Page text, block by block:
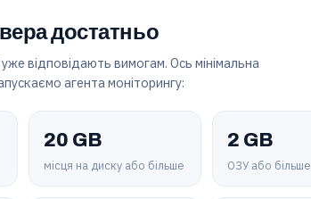
достатньо
відповідають вимогам. Ось мінімальна
агента моніторингу:
20 GB
місця на диску або більше
2 GB
ОЗУ або більше